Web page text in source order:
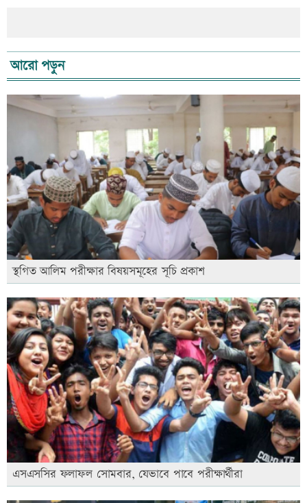
আরো পড়ুন
স্থগিত আলিম পরীক্ষার বিষয়সমূহের সূচি প্রকাশ
এসএসসির ফলাফল সোমবার, যেভাবে পাবে পরীক্ষার্থীরা